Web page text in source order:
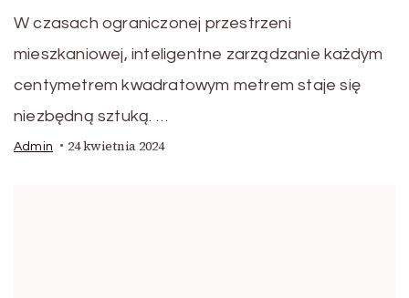
W czasach ograniczonej przestrzeni
mieszkaniowej, inteligentne zarządzanie każdym
centymetrem kwadratowym metrem staje się
niezbędną sztuką. …
Admin 24 kwietnia 2024